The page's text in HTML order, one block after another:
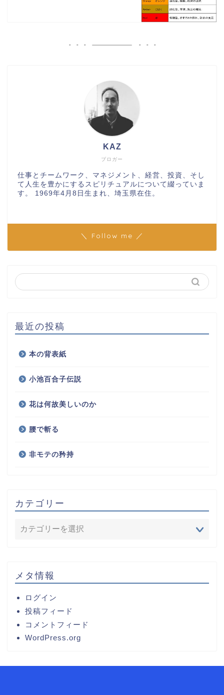
ブロガー
KAZ
仕事とチームワーク、マネジメント、経営、投資、そし
て人生を豊かにするスピリチュアルについて綴っていま
す。 1969年4月8日生まれ、埼玉県在住。
＼ Follow me ／
最近の投稿
本の背表紙
小池百合子伝説
花は何故美しいのか
腰で斬る
非モテの矜持
カテゴリー
メタ情報
ログイン
投稿フィード
コメントフィード
WordPress.org